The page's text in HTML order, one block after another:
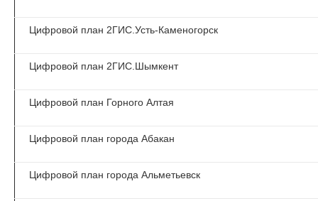
Цифровой план 2ГИС.Усть-Каменогорск
Цифровой план 2ГИС.Шымкент
Цифровой план Горного Алтая
Цифровой план города Абакан
Цифровой план города Альметьевск